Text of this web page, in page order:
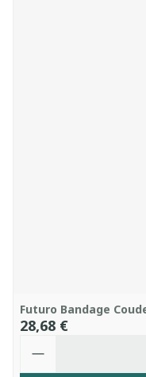
Futuro Bandage
28,68 €